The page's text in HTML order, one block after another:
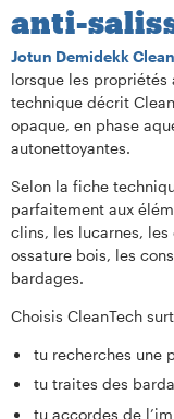
anti-
Jotun Demidekk
lorsque les propriétés
technique décrit
opaque, en phase
autonettoyantes.
Selon la fiche
parfaitement aux
clins, les lucarnes,
ossature bois, les
bardages.
Choisis CleanTech
tu recherches une
tu traites des
tu accordes de